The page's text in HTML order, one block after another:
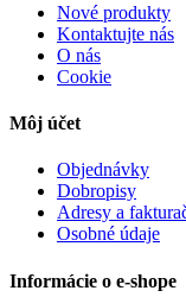
Nové produkty
Kontaktujte nás
O nás
Cookie
Môj účet
Objednávky
Dobropisy
Adresy a
Osobné údaje
Informácie o e-shope